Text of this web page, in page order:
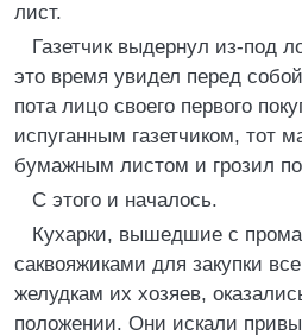
лист.
Газетчик выдернул из-под
это время увидел перед
пота лицо своего первого
испуганным газетчиком, тот
бумажным листом и грозил
С этого и началось.
Кухарки, вышедшие с
саквояжиками для закупки
желудкам их хозяев,
положении. Они искали